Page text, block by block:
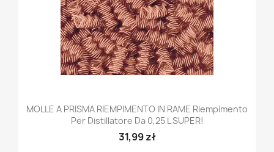
MOLLE A PRISMA RIEMPIMENTO IN RAME Riempimento
Per Distillatore Da 0,25 L SUPER!
31,99 zł